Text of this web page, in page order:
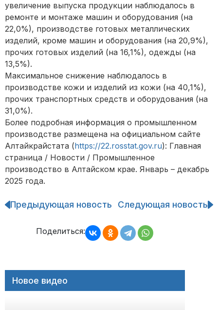
увеличение выпуска продукции наблюдалось в
ремонте и монтаже машин и оборудования (на
22,0%), производстве готовых металлических
изделий, кроме машин и оборудования (на 20,9%),
прочих готовых изделий (на 16,1%), одежды (на
13,5%).
Максимальное снижение наблюдалось в
производстве кожи и изделий из кожи (на 40,1%),
прочих транспортных средств и оборудования (на
31,0%).
Более подробная информация о промышленном
производстве размещена на официальном сайте
Алтайкрайстата (https://22.rosstat.gov.ru): Главная
страница / Новости / Промышленное
производство в Алтайском крае. Январь – декабрь
2025 года.
Навигация
записям
Предыдующая новость Следующая новость
Поделиться:
Новое видео